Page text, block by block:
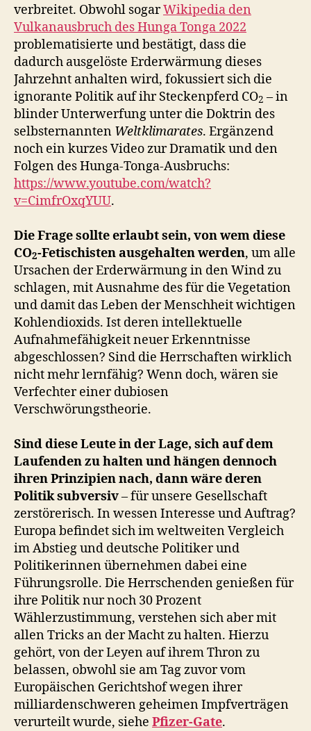
verbreitet. Obwohl sogarWikipedia den
Vulkanausbruch des Hunga Tonga 2022
problematisierte und bestätigt, dass die
dadurch ausgelöste Erderwärmung dieses
Jahrzehnt anhalten wird, fokussiert sich die
ignorante Politik auf ihr Steckenpferd CO2 – in
blinder Unterwerfung unter die Doktrin des
selbsternannten Weltklimarates. Ergänzend
noch ein kurzes Video zur Dramatik und den
Folgen des Hunga-Tonga-Ausbruchs:
https://www.youtube.com/watch?
v=CimfrOxqYUU.
Die Frage sollte erlaubt sein, von wem diese
CO2-Fetischisten ausgehalten werden, um alle
Ursachen der Erderwärmung in den Wind zu
schlagen, mit Ausnahme des für die Vegetation
und damit das Leben der Menschheit wichtigen
Kohlendioxids. Ist deren intellektuelle
Aufnahmefähigkeit neuer Erkenntnisse
abgeschlossen? Sind die Herrschaften wirklich
nicht mehr lernfähig? Wenn doch, wären sie
Verfechter einer dubiosen
Verschwörungstheorie.
Sind diese Leute in der Lage, sich auf dem
Laufenden zu halten und hängen dennoch
ihren Prinzipien nach, dann wäre deren
Politik subversiv– für unsere Gesellschaft
zerstörerisch. In wessen Interesse und Auftrag?
Europa befindet sich im weltweiten Vergleich
im Abstieg und deutsche Politiker und
Politikerinnen übernehmen dabei eine
Führungsrolle. Die Herrschenden genießen für
ihre Politik nur noch 30 Prozent
Wählerzustimmung, verstehen sich aber mit
allen Tricks an der Macht zu halten. Hierzu
gehört, von der Leyen auf ihrem Thron zu
belassen, obwohl sie am Tag zuvor vom
Europäischen Gerichtshof wegen ihrer
milliardenschweren geheimen Impfverträgen
verurteilt wurde, siehe Pfizer-Gate.